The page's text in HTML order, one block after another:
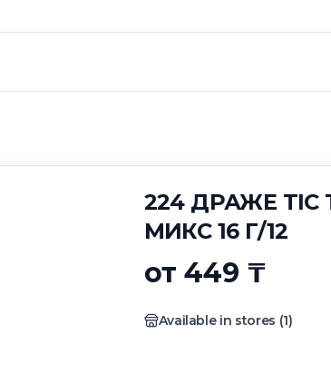
224 ДРАЖЕ
МИКС 16 Г/12
от 449 ₸
Available in stores (1)
TIC TAC